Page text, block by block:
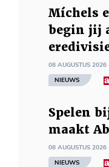
Míchels
begin jij
08 AUGUSTUS 2026
NIEUWS
Spelen
maakt
08 AUGUSTUS 2026
NIEUWS